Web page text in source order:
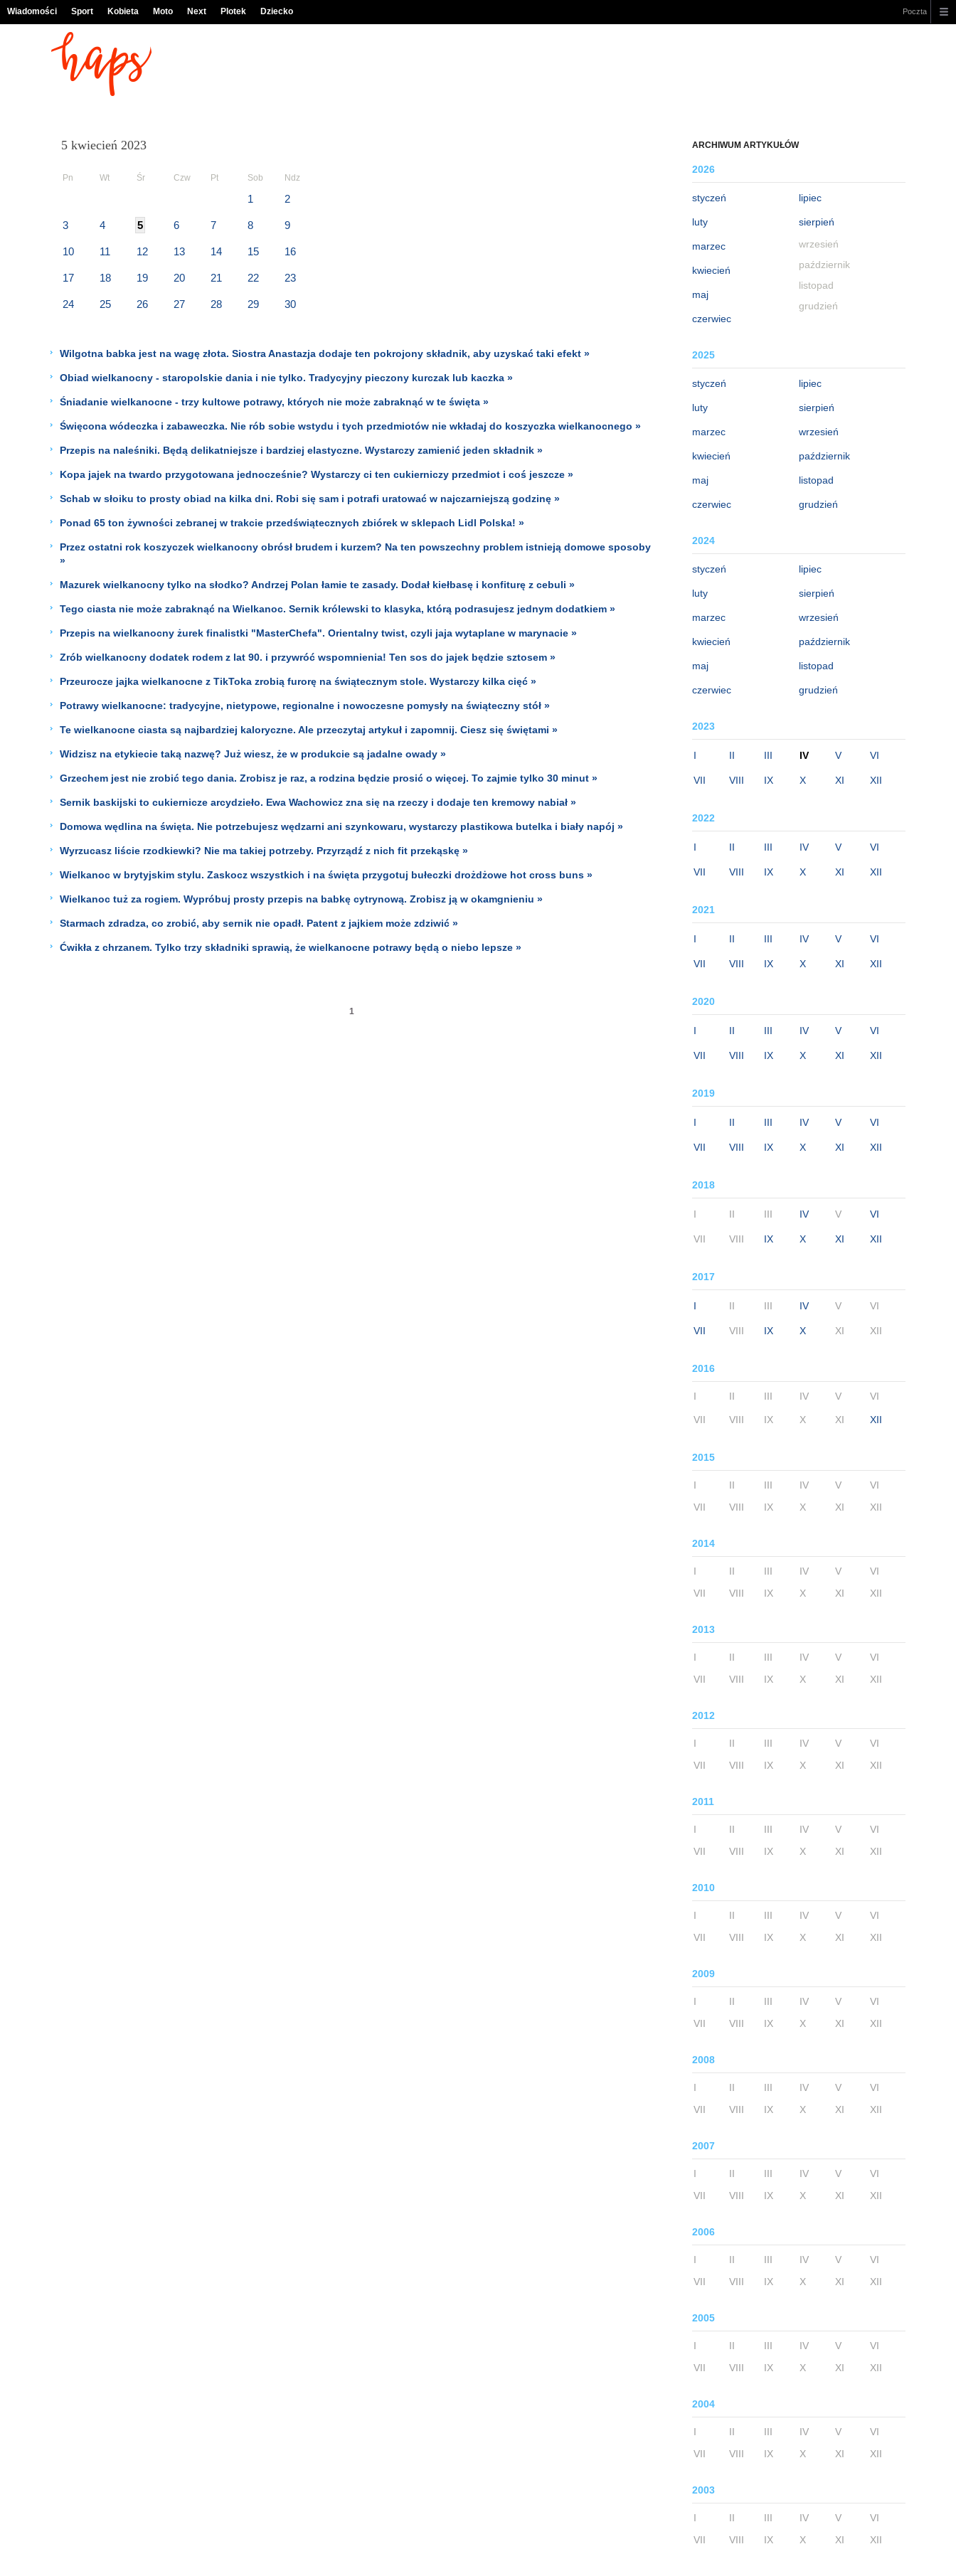
Wiadomości Sport Kobieta Moto Next Plotek Dziecko Poczta
ARCHIWUM ARTYKUŁÓW
2026
styczeń
luty
marzec
kwiecień
maj
czerwiec
lipiec
sierpień
wrzesień
październik
listopad
grudzień
2025
styczeń
luty
marzec
kwiecień
maj
czerwiec
lipiec
sierpień
wrzesień
październik
listopad
grudzień
2024
styczeń
luty
marzec
kwiecień
maj
czerwiec
lipiec
sierpień
wrzesień
październik
listopad
grudzień
2023
I II III IV V VI
VII VIII IX X XI XII
2022
I II III IV V VI
VII VIII IX X XI XII
2021
I II III IV V VI
VII VIII IX X XI XII
2020
I II III IV V VI
VII VIII IX X XI XII
2019
I II III IV V VI
VII VIII IX X XI XII
2018
I II III IV V VI
VII VIII IX X XI XII
2017
I II III IV V VI
VII VIII IX X XI XII
2016
I II III IV V VI
VII VIII IX X XI XII
2015
I II III IV V
VI
VII
VIII IX X XI XII
2014
I II III IV V
VI
VII
VIII IX X XI XII
2013
I II III IV V
VI
VII
VIII IX X XI XII
2012
I II III IV V
VI
VII
VIII IX X XI XII
2011
I II III IV V
VI
VII
VIII IX X XI XII
2010
I II III IV V
VI
VII
VIII IX X XI XII
2009
I II III IV V
VI
VII
VIII IX X XI XII
2008
I II III IV V
VI
VII
VIII IX X XI XII
2007
I II III IV V
VI
VII
VIII IX X XI XII
2006
I II III IV V
VI
VII
VIII IX X XI XII
2005
I II III IV V
VI
VII
VIII IX X XI XII
2004
I II III IV V
VI
VII
VIII IX X XI XII
2003
I II III IV V
VI
VII
VIII IX X XI XII
5 kwiecień 2023
Pn Wt Śr Czw Pt Sob Ndz
1 2
3 4 5 6 7 8 9
10 11 12 13 14 15 16
17 18 19 20 21 22 23
24 25 26 27 28 29 30
Wilgotna babka jest na wagę złota. Siostra Anastazja dodaje ten pokrojony składnik, aby uzyskać taki efekt »
Obiad wielkanocny - staropolskie dania i nie tylko. Tradycyjny pieczony kurczak lub kaczka »
Śniadanie wielkanocne - trzy kultowe potrawy, których nie może zabraknąć w te święta »
Święcona wódeczka i zabaweczka. Nie rób sobie wstydu i tych przedmiotów nie wkładaj do koszyczka wielkanocnego »
Przepis na naleśniki. Będą delikatniejsze i bardziej elastyczne. Wystarczy zamienić jeden składnik »
Kopa jajek na twardo przygotowana jednocześnie? Wystarczy ci ten cukierniczy przedmiot i coś jeszcze »
Schab w słoiku to prosty obiad na kilka dni. Robi się sam i potrafi uratować w najczarniejszą godzinę »
Ponad 65 ton żywności zebranej w trakcie przedświątecznych zbiórek w sklepach Lidl Polska! »
Przez ostatni rok koszyczek wielkanocny obrósł brudem i kurzem? Na ten powszechny problem istnieją domowe sposoby
»
Mazurek wielkanocny tylko na słodko? Andrzej Polan łamie te zasady. Dodał kiełbasę i konfiturę z cebuli »
Tego ciasta nie może zabraknąć na Wielkanoc. Sernik królewski to klasyka, którą podrasujesz jednym dodatkiem »
Przepis na wielkanocny żurek finalistki "MasterChefa". Orientalny twist, czyli jaja wytaplane w marynacie »
Zrób wielkanocny dodatek rodem z lat 90. i przywróć wspomnienia! Ten sos do jajek będzie sztosem »
Przeurocze jajka wielkanocne z TikToka zrobią furorę na świątecznym stole. Wystarczy kilka cięć »
Potrawy wielkanocne: tradycyjne, nietypowe, regionalne i nowoczesne pomysły na świąteczny stół »
Te wielkanocne ciasta są najbardziej kaloryczne. Ale przeczytaj artykuł i zapomnij. Ciesz się świętami »
Widzisz na etykiecie taką nazwę? Już wiesz, że w produkcie są jadalne owady »
Grzechem jest nie zrobić tego dania. Zrobisz je raz, a rodzina będzie prosić o więcej. To zajmie tylko 30 minut »
Sernik baskijski to cukiernicze arcydzieło. Ewa Wachowicz zna się na rzeczy i dodaje ten kremowy nabiał »
Domowa wędlina na święta. Nie potrzebujesz wędzarni ani szynkowaru, wystarczy plastikowa butelka i biały napój »
Wyrzucasz liście rzodkiewki? Nie ma takiej potrzeby. Przyrządź z nich fit przekąskę »
Wielkanoc w brytyjskim stylu. Zaskocz wszystkich i na święta przygotuj bułeczki drożdżowe hot cross buns »
Wielkanoc tuż za rogiem. Wypróbuj prosty przepis na babkę cytrynową. Zrobisz ją w okamgnieniu »
Starmach zdradza, co zrobić, aby sernik nie opadł. Patent z jajkiem może zdziwić »
Ćwikła z chrzanem. Tylko trzy składniki sprawią, że wielkanocne potrawy będą o niebo lepsze »
1